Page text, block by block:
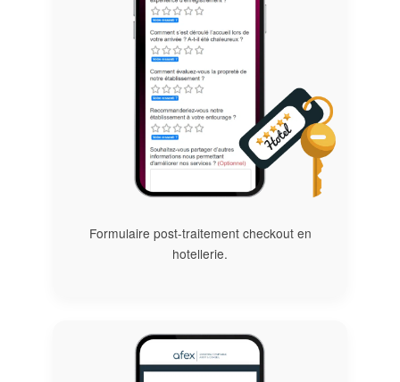
Formulaire post-traitement checkout en
hotellerie.